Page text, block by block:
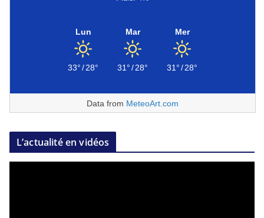
Lun
33°/28°
Mar
31°/28°
Mer
31°/28°
Data from MeteoArt.com
L’actualité en vidéos